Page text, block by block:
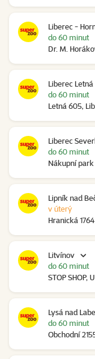
Liberec -
Dr. M.
do 60 minut
Liberec Letná
Letná 605,
do 60 minut
Liberec
Nákupní
do 60 minut
Lipník nad
Hranická
v úterý
Litvínov
STOP SHOP,
do 60 minut
Lysá nad
Obchodní
do 60 minut